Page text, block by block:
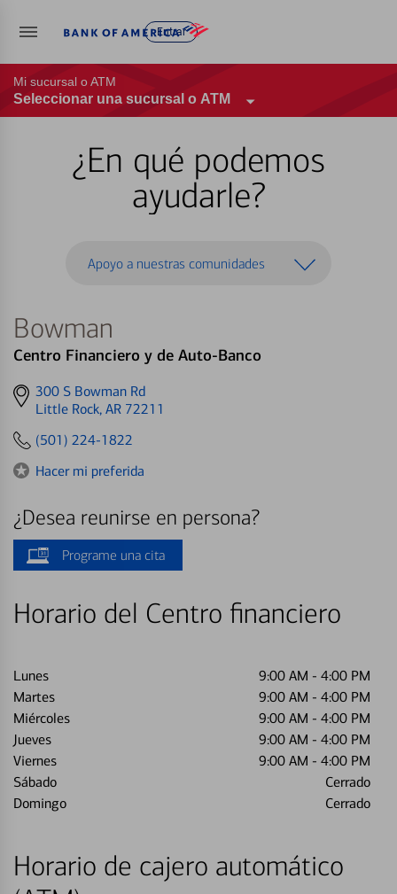
Entrar
Mi sucursal o ATM
Seleccionar una sucursal o ATM
¿En qué podemos
ayudarle?
Apoyo a nuestras comunidades
Bowman
Centro Financiero y de Auto-Banco
Get
directions
300 S Bowman Rd
Little Rock, AR 72211
(501) 224-1822
Hacer mi preferida
¿Desea reunirse en persona?
Programe una cita
Horario del Centro financiero
Lunes 9:00 AM - 4:00 PM
Martes
9:00 AM - 4:00 PM
Miércoles
9:00 AM - 4:00 PM
Jueves
9:00 AM - 4:00 PM
Viernes
9:00 AM - 4:00 PM
Sábado
Cerrado
Domingo
Cerrado
Horario de cajero automático